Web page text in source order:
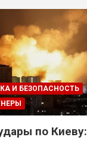
И БЕЗОПАСНОСТЬ
по Киеву: